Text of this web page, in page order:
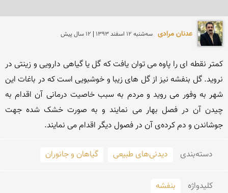
عدنان مرادی سه‌شنبه 12 اسفند 1393 | 12 سال پیش
جوشاندن و دم کرده‌ی آن در فصول دیگر اقدام می نمایند.
دسته‌بندی دیدنی‌های طبیعی گیاهان و جانوران
کلید‌واژه بنفشه